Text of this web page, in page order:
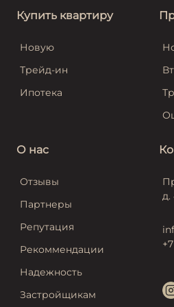
Купить квартиру
Новую
Трейд-ин
Ипотека
О нас
Отзывы
Партнеры
Репутация
Рекоммендации
Надежность
Застройщикам
д.